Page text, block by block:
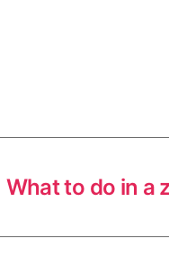
What to do in a